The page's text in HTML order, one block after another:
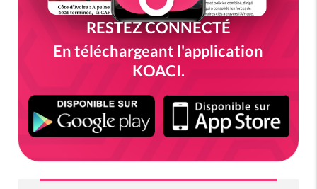
RESTEZ CONNECTÉ
En téléchargeant l'application
KOACI.